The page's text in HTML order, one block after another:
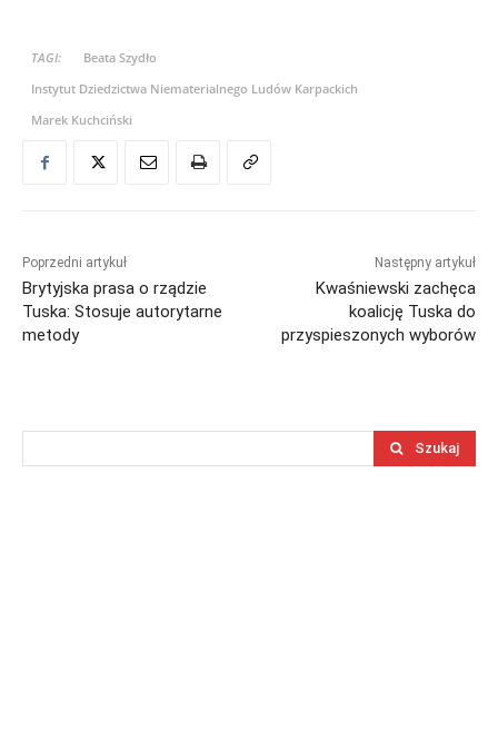
TAGI:
Beata Szydło
Instytut Dziedzictwa Niematerialnego Ludów Karpackich
Marek Kuchciński
Poprzedni artykuł
Brytyjska prasa o rządzie
Tuska: Stosuje autorytarne
metody
Następny artykuł
Kwaśniewski zachęca
koalicję Tuska do
przyspieszonych wyborów
Szukaj